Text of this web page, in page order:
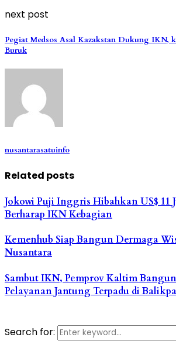
next post
Pegiat Medsos Asal Kazakstan Dukung IKN,
Buruk
nusantarasatuinfo
Related posts
Jokowi Puji Inggris Hibahkan US$ 11
Berharap IKN Kebagian
Kemenhub Siap Bangun Dermaga
Nusantara
Sambut IKN, Pemprov Kaltim
Pelayanan Jantung Terpadu di
Search for: